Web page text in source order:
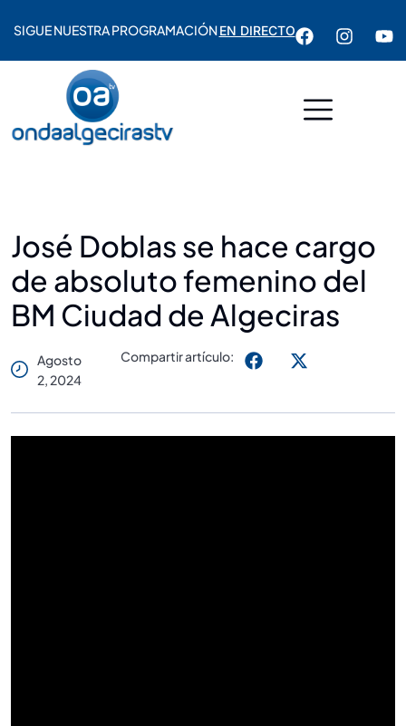
SIGUE NUESTRA PROGRAMACIÓNEN DIRECTO
José Doblas se hace cargo
de absoluto femenino del
BM Ciudad de Algeciras
Agosto
2, 2024
Compartir artículo: